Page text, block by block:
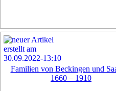
Familien von Beckingen und
1660 – 1910